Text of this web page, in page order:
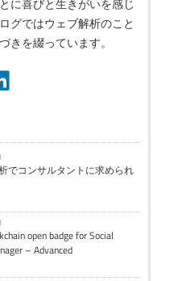
に喜びと生きがいを感じ
グではウェブ解析のこと
きを綴っています。
でコンサルタントに求められ
open badge for Social
– Advanced